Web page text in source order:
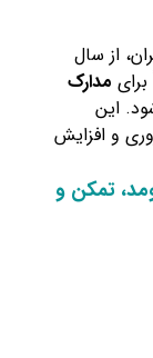
از سال
مدارک
این
و افزایش
تمکن و